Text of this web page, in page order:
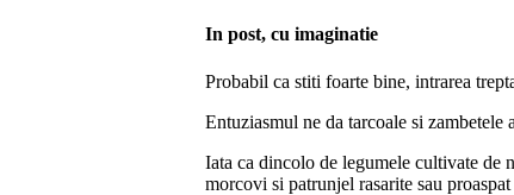
In post, cu imaginatie
Probabil ca stiti foarte bine, intrarea
Entuziasmul ne da tarcoale si zambetele
Iata ca dincolo de legumele cultivate de
morcovi si patrunjel rasarite sau proaspat